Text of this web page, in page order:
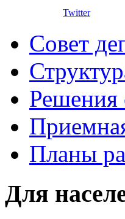
Twitter
Совет
Решения
Планы
Для